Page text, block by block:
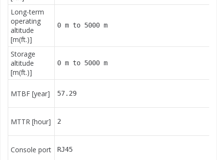
Long-term
operating
altitude
[m(ft.)]
0 m to 5000 m
Storage
altitude
[m(ft.)]
0 m to 5000 m
MTBF [year] 57.29
MTTR [hour] 2
Console port RJ45